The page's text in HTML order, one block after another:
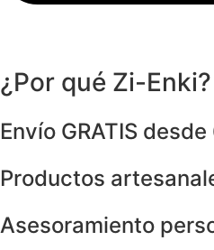
¿Por qué Zi-Enki?
Envío GRATIS
Productos
Asesoramiento